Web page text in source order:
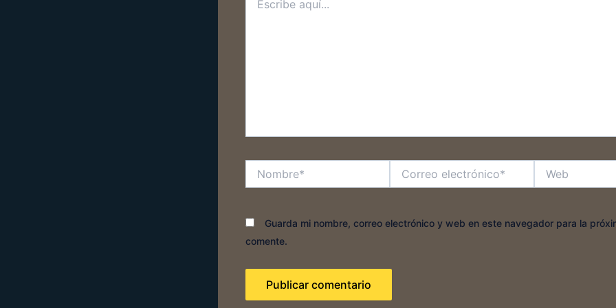
aquí...
electrónico*
Guarda mi nombre, correo electrónico y web en este navegador para la
comente.